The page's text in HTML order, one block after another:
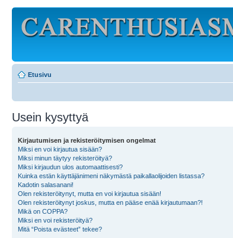
Etusivu
Usein kysyttyä
Kirjautumisen ja rekisteröitymisen ongelmat
Miksi en voi kirjautua sisään?
Miksi minun täytyy rekisteröityä?
Miksi kirjaudun ulos automaattisesti?
Kuinka estän käyttäjänimeni näkymästä paikallaolijoiden listassa?
Kadotin salasanani!
Olen rekisteröitynyt, mutta en voi kirjautua sisään!
Olen rekisteröitynyt joskus, mutta en pääse enää kirjautumaan?!
Mikä on COPPA?
Miksi en voi rekisteröityä?
Mitä “Poista evästeet” tekee?